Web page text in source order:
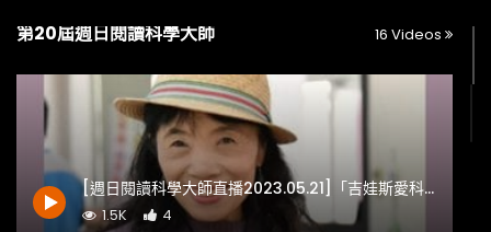
第20屆週日閱讀科學大師 16 Videos
[週日閱讀科學大師直播2023.05.21]「吉娃斯愛科學」的原住民族科學物語
1.5K 4